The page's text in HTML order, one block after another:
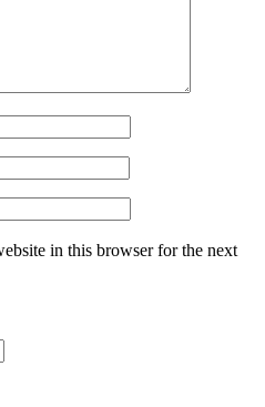
in this browser for the next